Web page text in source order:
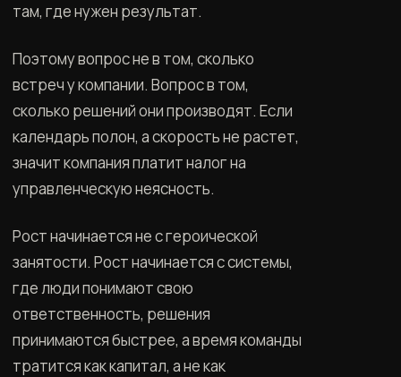
там, где нужен результат.
Поэтому вопрос не в том, сколько
встреч у компании. Вопрос в том,
сколько решений они производят. Если
календарь полон, а скорость не растет,
значит компания платит налог на
управленческую неясность.
Рост начинается не с героической
занятости. Рост начинается с системы,
где люди понимают свою
ответственность, решения
принимаются быстрее, а время команды
тратится как капитал, а не как